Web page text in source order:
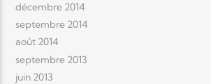
décembre 2014
septembre 2014
août 2014
septembre 2013
juin 2013